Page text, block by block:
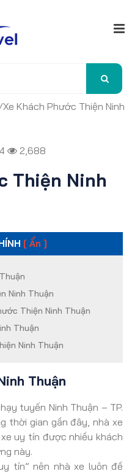
Xe Khách Phước Thiện Ninh
2,688
Thiện Ninh
[ Ẩn ]
Ninh Thuận
Thiện Ninh Thuận
Thuận
Ninh Thuận
Thuận
tuyến Ninh Thuận – TP.
thời gian gần đây, nhà xe
uy tín được nhiều khách
này.
tín” nên nhà xe luôn đề